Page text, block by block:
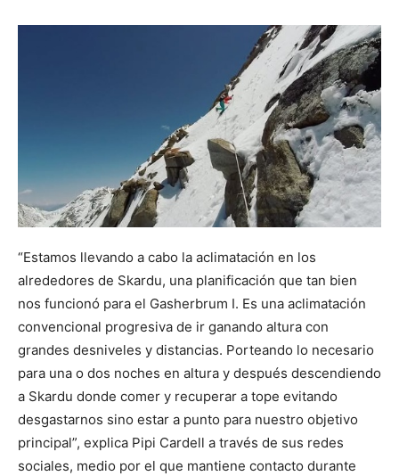
“Estamos llevando a cabo la aclimatación en los
alrededores de Skardu, una planificación que tan bien
nos funcionó para el Gasherbrum I. Es una aclimatación
convencional progresiva de ir ganando altura con
grandes desniveles y distancias. Porteando lo necesario
para una o dos noches en altura y después descendiendo
a Skardu donde comer y recuperar a tope evitando
desgastarnos sino estar a punto para nuestro objetivo
principal”, explica Pipi Cardell a través de sus redes
sociales, medio por el que mantiene contacto durante